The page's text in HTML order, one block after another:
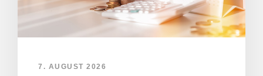
7. AUGUST 2026